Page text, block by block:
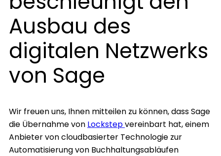
Ausbau des
digitalen Netzwerks
von Sage
Wir freuen uns, Ihnen mitteilen zu können, dass Sage
die Übernahme von Lockstepvereinbart hat, einem
Anbieter von cloudbasierter Technologie zur
Automatisierung von Buchhaltungsabläufen